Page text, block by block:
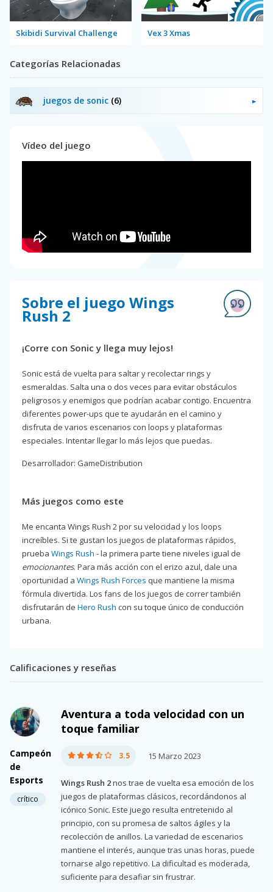
Skibidi Survival Challenge Vex 3 Xmas
Categorías Relacionadas
juegos de sonic (6)
Vídeo del juego
Sobre el juego Wings
Rush 2
¡Corre con Sonic y llega muy lejos!
Sonic está de vuelta para saltar y recolectar rings y
esmeraldas. Salta una o dos veces para evitar obstáculos
peligrosos y enemigos que podrían acabar contigo. Encuentra
diferentes power-ups que te ayudarán en el camino y
disfruta de varios escenarios con loops y plataformas
especiales. Intentar llegar lo más lejos que puedas.
Desarrollador: GameDistribution
Más juegos como este
Me encanta Wings Rush 2 por su velocidad y los loops
increíbles. Si te gustan los juegos de plataformas rápidos,
prueba Wings Rush - la primera parte tiene niveles igual de
emocionantes. Para más acción con el erizo azul, dale una
oportunidad a Wings Rush Forces que mantiene la misma
fórmula divertida. Los fans de los juegos de correr también
disfrutarán de Hero Rush con su toque único de conducción
urbana.
Calificaciones y reseñas
Campeón
de
Esports
crítico
Aventura a toda velocidad con un
toque familiar
3.5 15 Marzo 2023
Wings Rush 2nos trae de vuelta esa emoción de los
juegos de plataformas clásicos, recordándonos al
icónico Sonic. Este juego resulta entretenido al
principio, con su promesa de saltos ágiles y la
recolección de anillos. La variedad de escenarios
mantiene el interés, aunque tras unas horas, puede
tornarse algo repetitivo. La dificultad es moderada,
suficiente para desafiar sin frustrar.